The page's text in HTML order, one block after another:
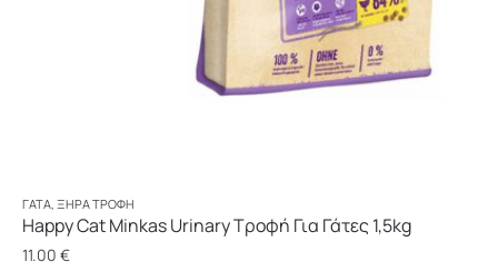
ΓΆΤΑ, ΞΗΡΆ ΤΡΟΦΉ
Happy Cat Minkas Urinary Τροφή Για Γάτες 1,5kg
11.00 €